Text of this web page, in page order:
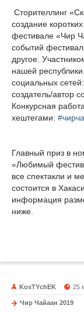
Сторителлинг
создание
фестивале «Чир
событий
другое.
нашей
социальных
создатель/автор
Конкурсная
хештегами:
Главный приз в
«Любимый
все спектакли и
состоится в
информация
ниже.
KosTYchEK 25
Чир Чайаан 2019